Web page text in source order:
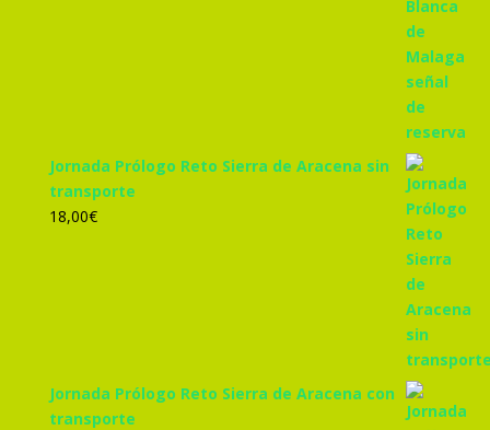
Jornada Prólogo Reto Sierra de Aracena sin
transporte
18,00€
Jornada Prólogo Reto Sierra de Aracena con
transporte